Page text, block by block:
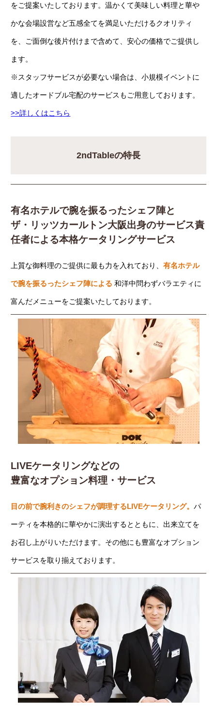
をご提案いたしております。温かくて美味しい料理と華や
かな会場設営など五感全てを満足いただけるクオリティ
を、ご面倒な後片付けまで含めて、安心の価格でご提供し
ます。
※スタッフサービスが必要ない場合は、小規模イベントに
適したオードブル宅配のサービスもご用意しております。
>>詳しくはこちら
2ndTableの特長
有名ホテルで腕を振るったシェフ陣と
ザ・リッツカールトン大阪出身のサービス責
任者による本格ケータリングサービス
上質な御料理のご提供に最も力を入れており、有名ホテル
で腕を振るったシェフ陣による 和洋中問わずバラエティに
富んだメニューをご提案いたしております。
LIVEケータリングなどの
豊富なオプション料理・サービス
目の前で腕利きのシェフが調理するLIVEケータリング。パ
ーティを本格的に華やかに演出するとともに、出来立てを
お召し上がりいただけます。その他にも豊富なオプション
サービスを取り揃えております。